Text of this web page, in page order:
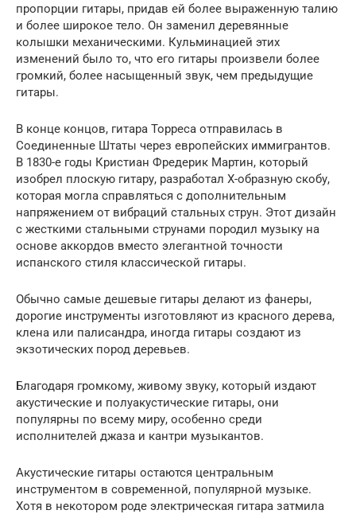
пропорции гитары, придав ей более выраженную талию
и более широкое тело. Он заменил деревянные
колышки механическими. Кульминацией этих
изменений было то, что его гитары произвели более
громкий, более насыщенный звук, чем предыдущие
гитары.
В конце концов, гитара Торреса отправилась в
Соединенные Штаты через европейских иммигрантов.
В 1830-е годы Кристиан Фредерик Мартин, который
изобрел плоскую гитару, разработал X-образную скобу,
которая могла справляться с дополнительным
напряжением от вибраций стальных струн. Этот дизайн
с жесткими стальными струнами породил музыку на
основе аккордов вместо элегантной точности
испанского стиля классической гитары.
Обычно самые дешевые гитары делают из фанеры,
дорогие инструменты изготовляют из красного дерева,
клена или палисандра, иногда гитары создают из
экзотических пород деревьев.
Благодаря громкому, живому звуку, который издают
акустические и полуакустические гитары, они
популярны по всему миру, особенно среди
исполнителей джаза и кантри музыкантов.
Акустические гитары остаются центральным
инструментом в современной, популярной музыке.
Хотя в некотором роде электрическая гитара затмила